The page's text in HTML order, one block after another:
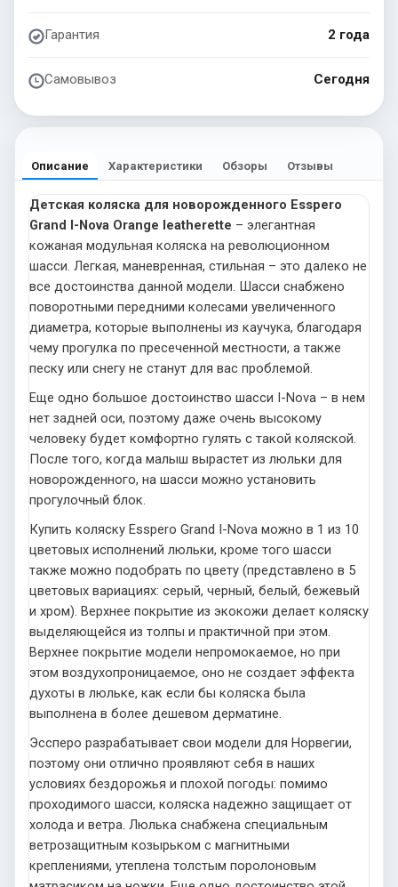
Гарантия 2 года
Самовывоз Сегодня
Описание Характеристики Обзоры Отзывы
Детская коляска для новорожденного Esspero
Grand I-Nova Orange leatherette – элегантная
кожаная модульная коляска на революционном
шасси. Легкая, маневренная, стильная – это далеко не
все достоинства данной модели. Шасси снабжено
поворотными передними колесами увеличенного
диаметра, которые выполнены из каучука, благодаря
чему прогулка по пресеченной местности, а также
песку или снегу не станут для вас проблемой.
Еще одно большое достоинство шасси I-Nova – в нем
нет задней оси, поэтому даже очень высокому
человеку будет комфортно гулять с такой коляской.
После того, когда малыш вырастет из люльки для
новорожденного, на шасси можно установить
прогулочный блок.
Купить коляску Esspero Grand I-Nova можно в 1 из 10
цветовых исполнений люльки, кроме того шасси
также можно подобрать по цвету (представлено в 5
цветовых вариациях: серый, черный, белый, бежевый
и хром). Верхнее покрытие из экокожи делает коляску
выделяющейся из толпы и практичной при этом.
Верхнее покрытие модели непромокаемое, но при
этом воздухопроницаемое, оно не создает эффекта
духоты в люльке, как если бы коляска была
выполнена в более дешевом дерматине.
Эссперо разрабатывает свои модели для Норвегии,
поэтому они отлично проявляют себя в наших
условиях бездорожья и плохой погоды: помимо
проходимого шасси, коляска надежно защищает от
холода и ветра. Люлька снабжена специальным
ветрозащитным козырьком с магнитными
креплениями, утеплена толстым поролоновым